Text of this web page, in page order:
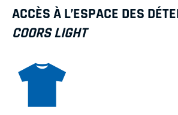
ACCÈS À L’ESPACE DES
COORS LIGHT